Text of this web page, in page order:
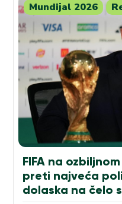
Mundijal 2026
FIFA na
preti najveća
dolaska na čelo